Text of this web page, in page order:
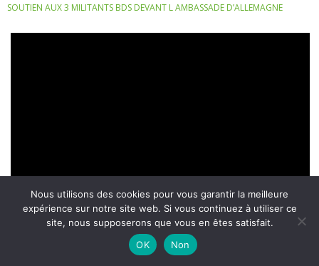
SOUTIEN AUX 3 MILITANTS BDS DEVANT L AMBASSADE D’ALLEMAGNE
Nous utilisons des cookies pour vous garantir la meilleure
expérience sur notre site web. Si vous continuez à utiliser ce
site, nous supposerons que vous en êtes satisfait.
OK
Non